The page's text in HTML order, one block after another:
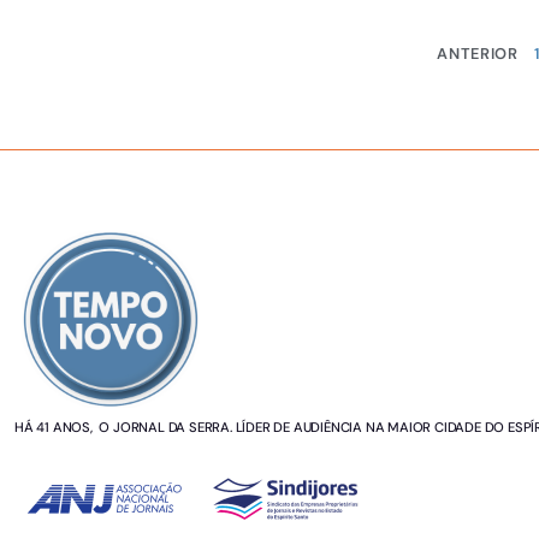
ANTERIOR 1
HÁ 41 ANOS, O JORNAL DA SERRA. LÍDER DE AUDIÊNCIA NA MAIOR CIDADE DO